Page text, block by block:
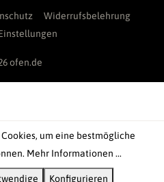
Widerrufsbelehrung
ofen.de
um eine bestmögliche
Mehr Informationen ...
Konfigurieren